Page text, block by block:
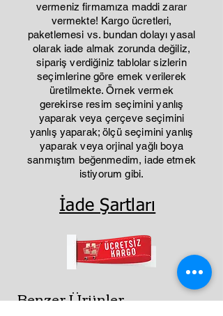
vermeniz firmamıza maddi zarar
vermekte! Kargo ücretleri,
paketlemesi vs. bundan dolayı yasal
olarak iade almak zorunda değiliz,
sipariş verdiğiniz tablolar sizlerin
seçimlerine göre emek verilerek
üretilmekte. Örnek vermek
gerekirse resim seçimini yanlış
yaparak veya çerçeve seçimini
yanlış yaparak; ölçü seçimini yanlış
yaparak veya orjinal yağlı boya
sanmıştım beğenmedim, iade etmek
istiyorum gibi.
İade Şartları
Benzer Ürünler